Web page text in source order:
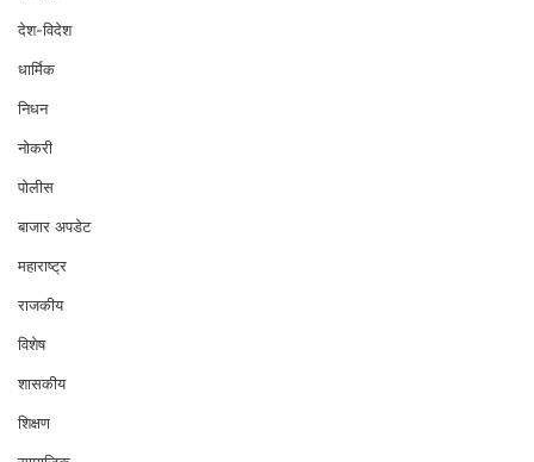
देश-विदेश
धार्मिक
निधन
नोकरी
पोलीस
बाजार अपडेट
महाराष्ट्र
राजकीय
विशेष
शासकीय
शिक्षण